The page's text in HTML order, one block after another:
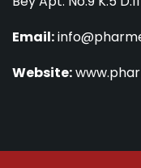
Email:
Website: